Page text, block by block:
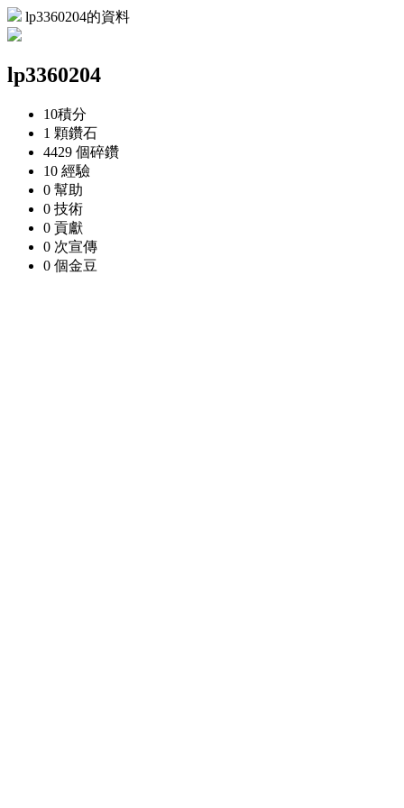
lp3360204的資料
lp3360204
10積分
1 顆鑽石
4429 個碎鑽
10 經驗
0 幫助
0 技術
0 貢獻
0 次宣傳
0 個金豆